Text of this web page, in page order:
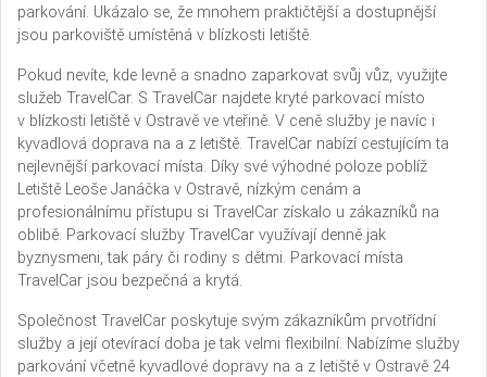
parkování. Ukázalo se, že mnohem praktičtější a dostupnější
jsou parkoviště umístěná v blízkosti letiště.
Pokud nevíte, kde levně a snadno zaparkovat svůj vůz, využijte
služeb TravelCar. S TravelCar najdete kryté parkovací místo
v blízkosti letiště v Ostravě ve vteřině. V ceně služby je navíc i
kyvadlová doprava na a z letiště. TravelCar nabízí cestujícím ta
nejlevnější parkovací místa. Díky své výhodné poloze poblíž
Letiště Leoše Janáčka v Ostravě, nízkým cenám a
profesionálnímu přístupu si TravelCar získalo u zákazníků na
oblibě. Parkovací služby TravelCar využívají denně jak
byznysmeni, tak páry či rodiny s dětmi. Parkovací místa
TravelCar jsou bezpečná a krytá.
Společnost TravelCar poskytuje svým zákazníkům prvotřídní
služby a její otevírací doba je tak velmi flexibilní. Nabízíme služby
parkování včetně kyvadlové dopravy na a z letiště v Ostravě 24